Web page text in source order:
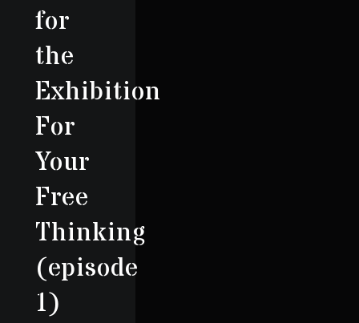
for
the
Exhibition
For
Your
Free
Thinking
(episode
1)